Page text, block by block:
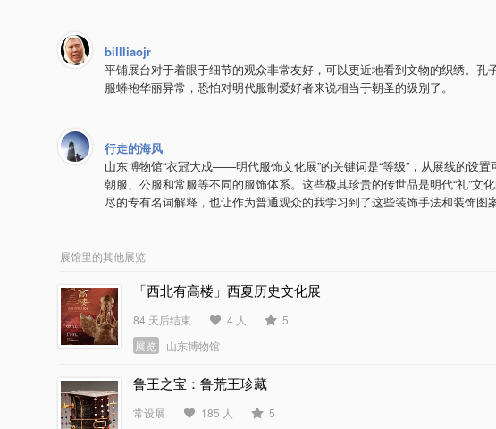
billliaojr
平铺展台对于着眼于细节的观众非常友好，可以更近地看到文物的织绣。孔
服蟒袍华丽异常，恐怕对明代服制爱好者来说相当于朝圣的级别了。
行走的海风
山东博物馆“衣冠大成——明代服饰文化展”的关键词是“等级”，从展线的设置
朝服、公服和常服等不同的服饰体系。这些极其珍贵的传世品是明代“礼”文
尽的专有名词解释，也让作为普通观众的我学习到了这些装饰手法和装饰图
展馆里的其他展览
「西北有高楼」西夏历史文化展
84 天后结束 4 人
5
展览
山东博物馆
鲁王之宝：鲁荒王珍藏
常设展 185 人
5